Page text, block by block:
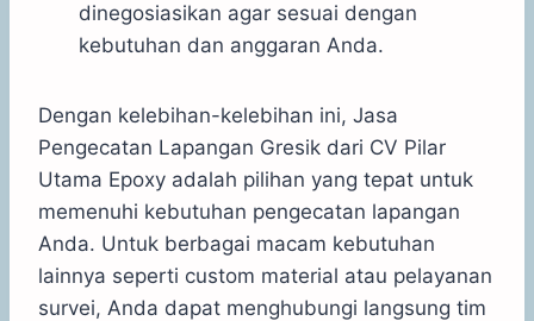
dinegosiasikan agar sesuai dengan
kebutuhan dan anggaran Anda.
Dengan kelebihan-kelebihan ini, Jasa
Pengecatan Lapangan Gresik dari CV Pilar
Utama Epoxy adalah pilihan yang tepat untuk
memenuhi kebutuhan pengecatan lapangan
Anda. Untuk berbagai macam kebutuhan
lainnya seperti custom material atau pelayanan
survei, Anda dapat menghubungi langsung tim